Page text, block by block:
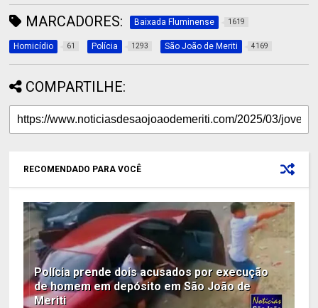
MARCADORES: Baixada Fluminense 1619
Homicídio 61 Polícia 1293 São João de Meriti 4169
COMPARTILHE:
RECOMENDADO PARA VOCÊ
Polícia prende dois acusados por execução
de homem em depósito em São João de
Meriti